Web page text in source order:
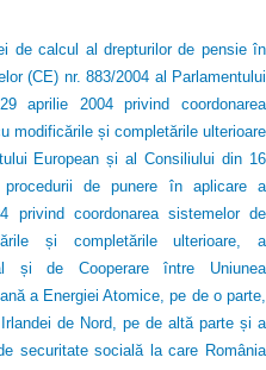
de calcul al drepturilor de pensie în
(CE) nr. 883/2004 al Parlamentului
aprilie 2004 privind coordonarea
modificările și completările ulterioare
European și al Consiliului din 16
de punere în aplicare a
privind coordonarea sistemelor de
și completările ulterioare, a
și de Cooperare între Uniunea
a Energiei Atomice, pe de o parte,
de Nord, pe de altă parte și a
securitate socială la care România